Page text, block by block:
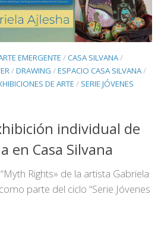
EMERGENTE /CASA SILVANA/
/DRAWING /ESPACIO CASA SILVANA/
DE ARTE / SERIE JÓVENES
individual de
en Casa Silvana
Rights» de la artista Gabriela
parte del ciclo “Serie Jóvenes